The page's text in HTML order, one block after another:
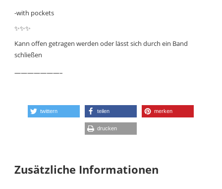
-with pockets
✨✨✨
Kann offen getragen werden oder lässt sich durch ein Band
schließen
———————–
twittern teilen merken
drucken
Zusätzliche Informationen